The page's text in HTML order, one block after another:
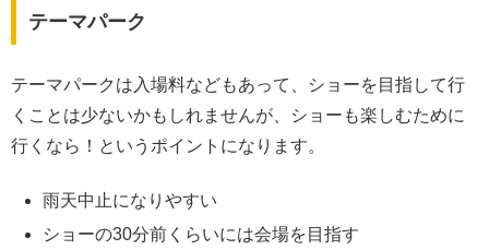
テーマパーク
テーマパークは入場料などもあって、ショーを目指して行
くことは少ないかもしれませんが、ショーも楽しむために
行くなら！というポイントになります。
雨天中止になりやすい
ショーの30分前くらいには会場を目指す